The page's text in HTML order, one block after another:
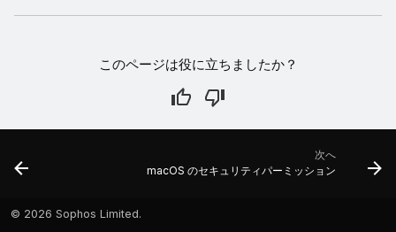
このページは役に立ちましたか？
次へ
macOS のセキュリティパーミッション
© 2026 Sophos Limited.